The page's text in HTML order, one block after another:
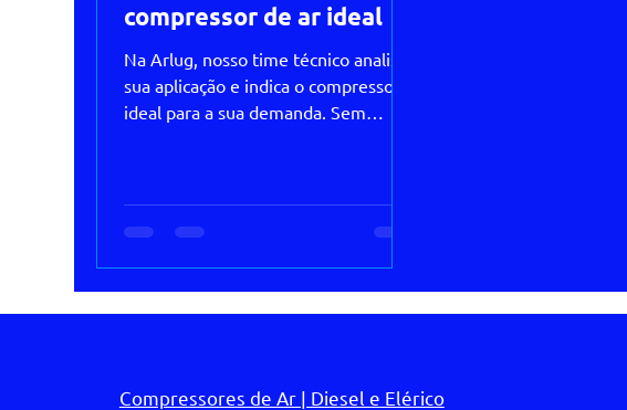
compressor de ar ideal
Na Arlug, nosso time técnico analisa
sua aplicação e indica o compressor
ideal para a sua demanda. Sem
Compressores de Ar | Diesel e Elérico